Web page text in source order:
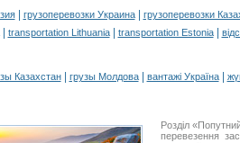
| грузоперевозки Украина|
грузоперевозки
| transportation Lithuania| transportation Estonia|
Казахстан| грузы Молдова| вантажі Україна|
Розділ
перевезення